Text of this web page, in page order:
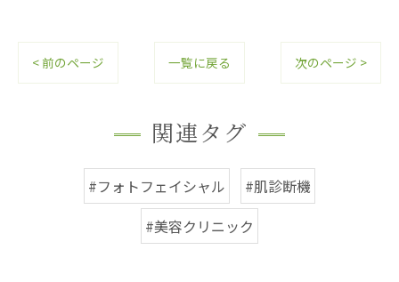
< 前のページ 一覧に戻る 次のページ >
関連タグ
#フォトフェイシャル
#肌診断機
#美容クリニック